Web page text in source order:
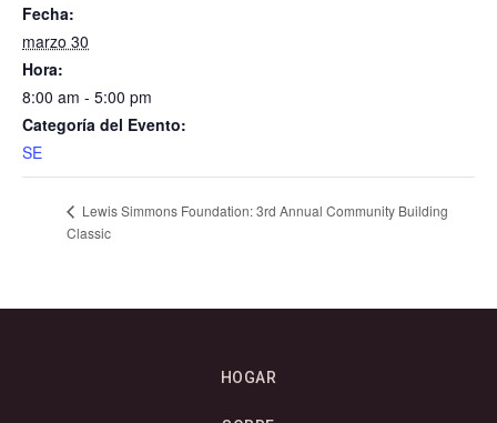
Fecha:
marzo 30
Hora:
8:00 am - 5:00 pm
Categoría del Evento:
SE
Lewis Simmons Foundation: 3rd Annual Community Building
Classic
HOGAR